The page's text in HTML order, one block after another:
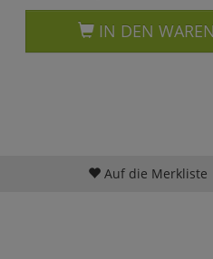
IN DEN
Auf die Merkliste